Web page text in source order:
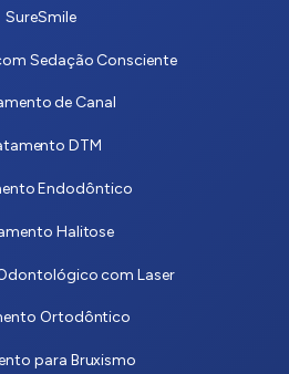
SureSmile
Sedação Consciente
de Canal
DTM
Endodôntico
Halitose
com Laser
Ortodôntico
para Bruxismo